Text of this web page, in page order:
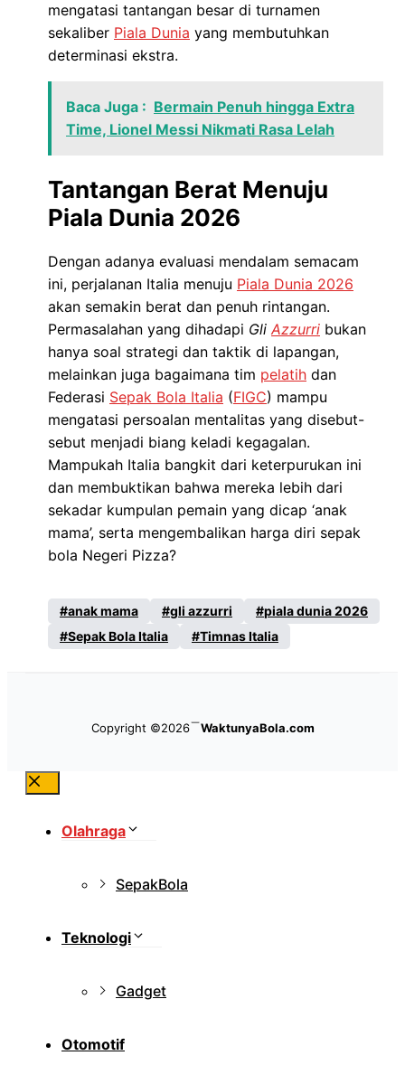
mengatasi tantangan besar di turnamen
sekaliber Piala Dunia yang membutuhkan
determinasi ekstra.
Baca Juga : Bermain Penuh hingga Extra
Time, Lionel Messi Nikmati Rasa Lelah
Tantangan Berat Menuju
Piala Dunia 2026
Dengan adanya evaluasi mendalam semacam
ini, perjalanan Italia menuju Piala Dunia 2026
akan semakin berat dan penuh rintangan.
Permasalahan yang dihadapi Gli Azzurri bukan
hanya soal strategi dan taktik di lapangan,
melainkan juga bagaimana tim pelatih dan
Federasi Sepak Bola Italia (FIGC) mampu
mengatasi persoalan mentalitas yang disebut-
sebut menjadi biang keladi kegagalan.
Mampukah Italia bangkit dari keterpurukan ini
dan membuktikan bahwa mereka lebih dari
sekadar kumpulan pemain yang dicap ‘anak
mama’, serta mengembalikan harga diri sepak
bola Negeri Pizza?
anak mama gli azzurri
piala dunia 2026
Sepak Bola Italia
Timnas Italia
Copyright ©2026 WaktunyaBola.com
Close
Olahraga
SepakBola
Teknologi
Gadget
Otomotif